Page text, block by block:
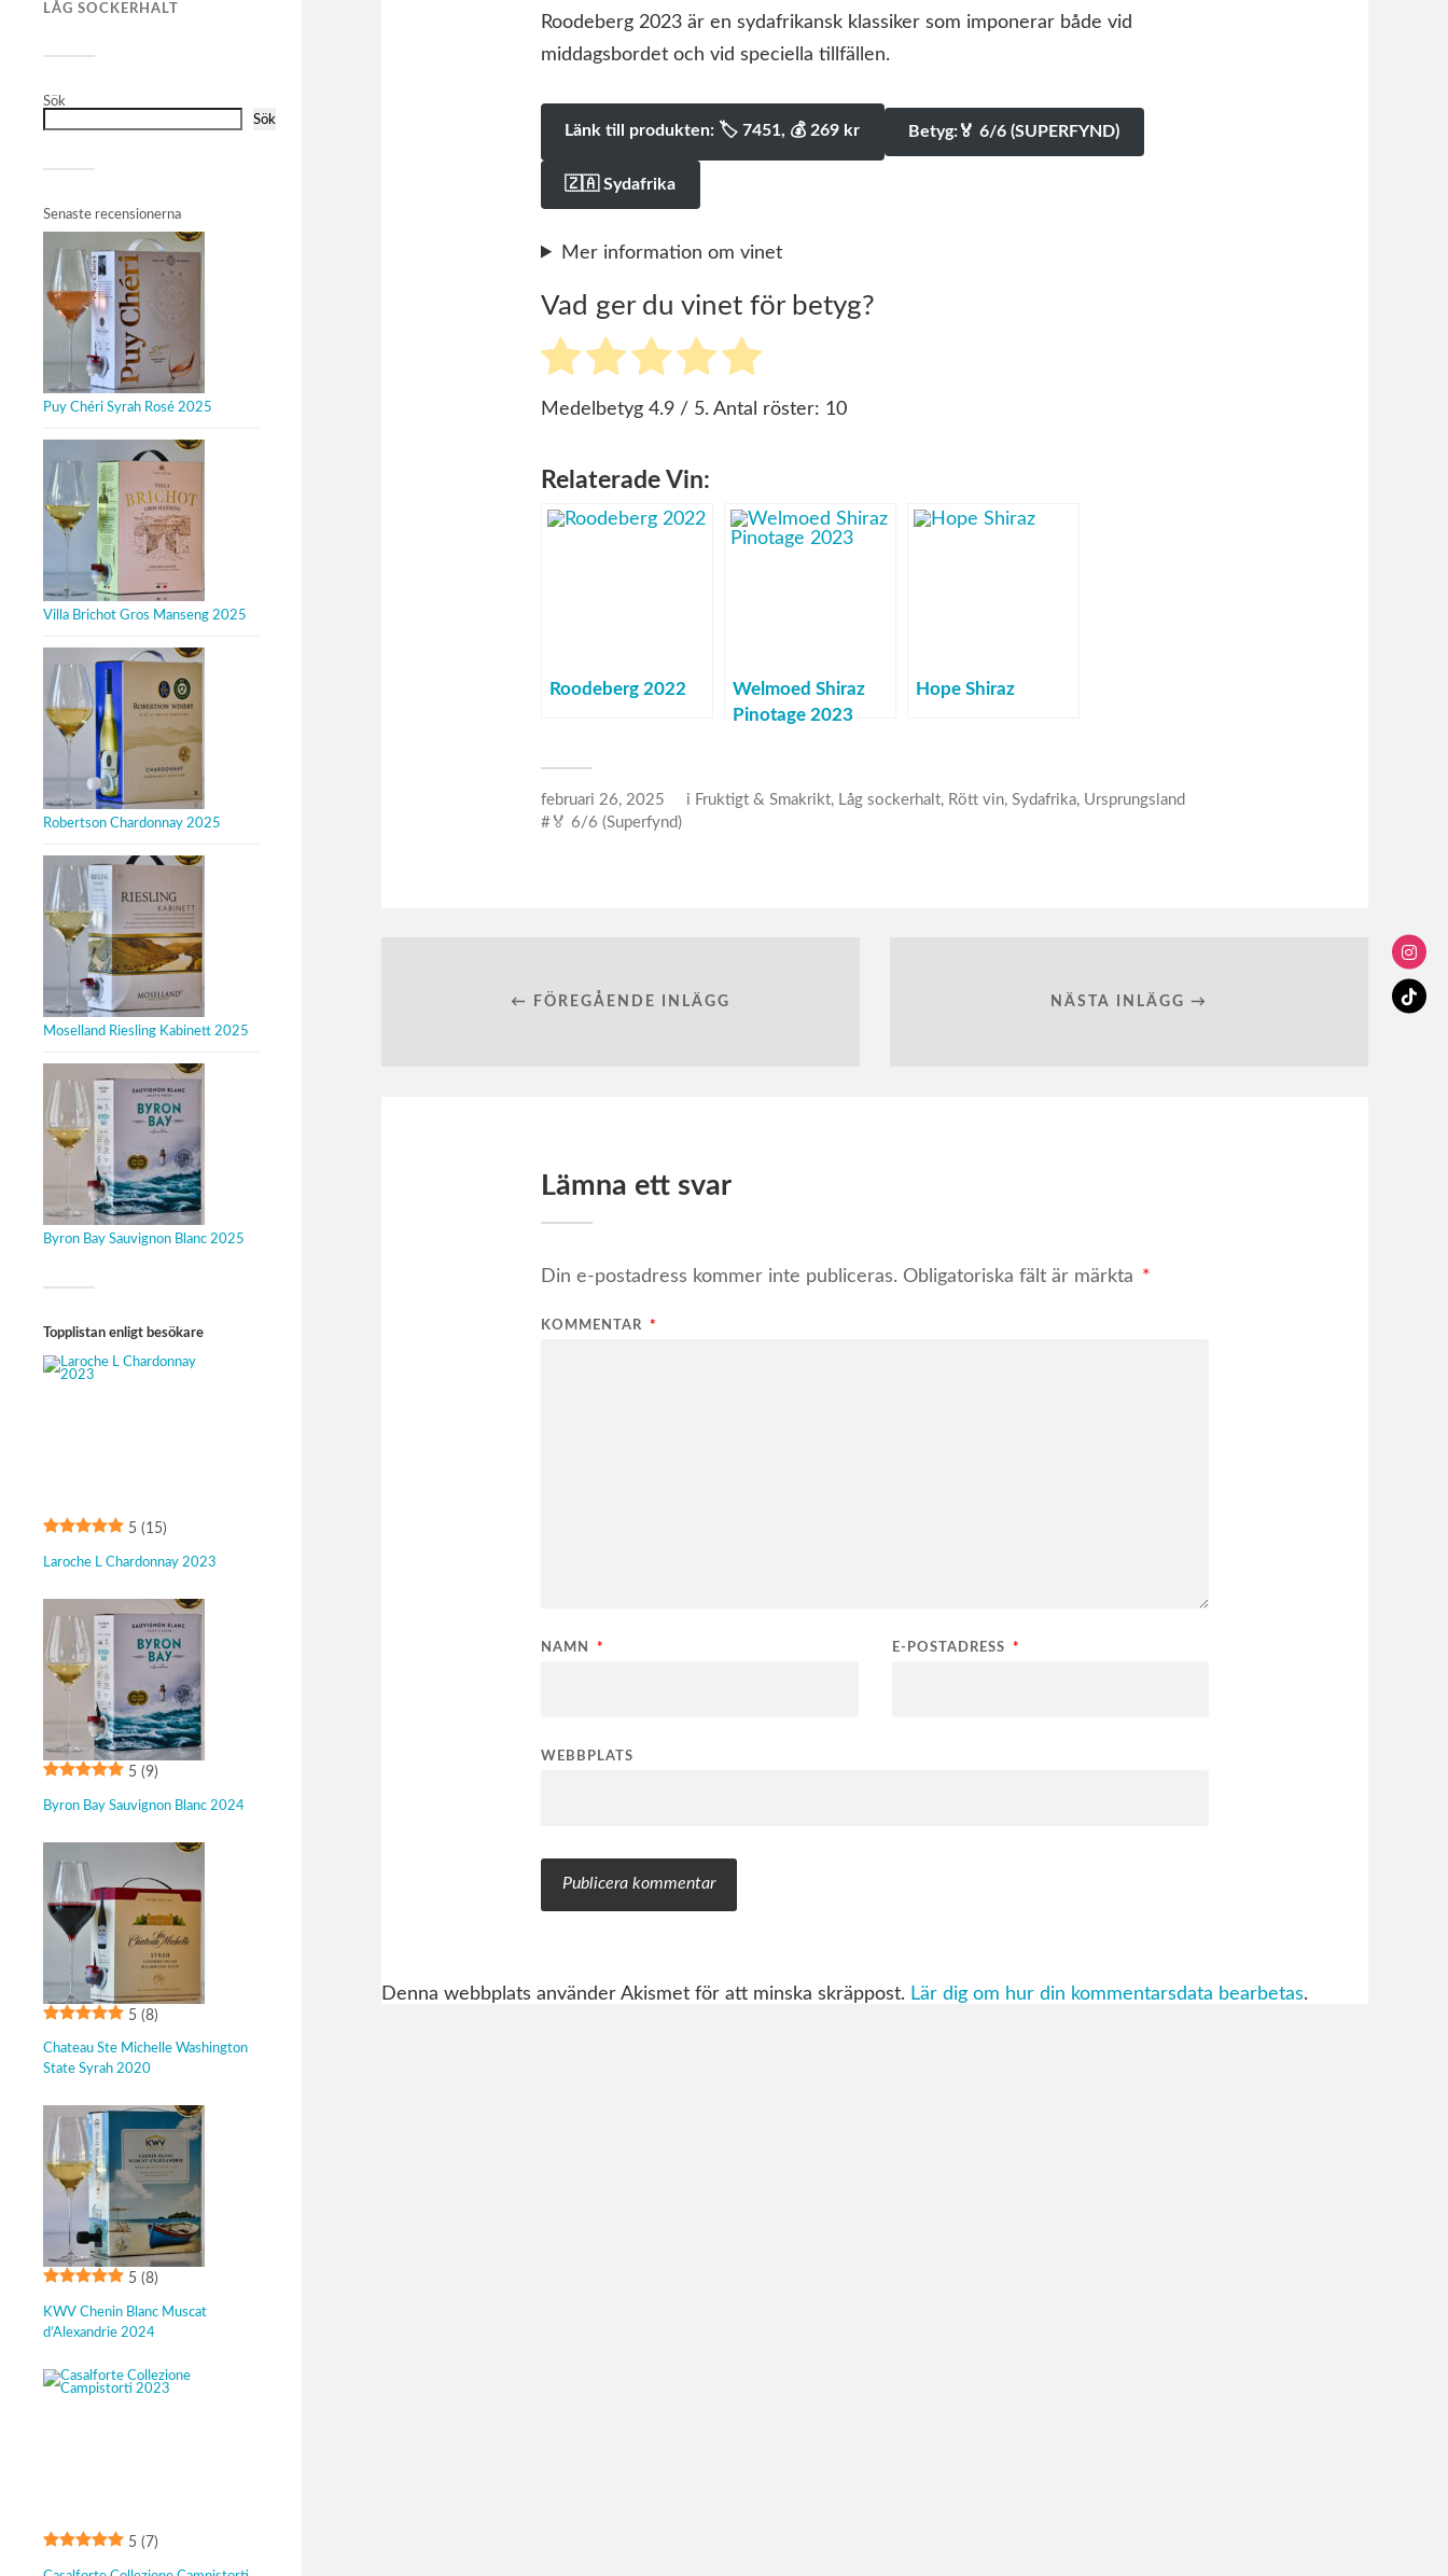
LÅG SOCKERHALT
Sök
Sök
Senaste recensionerna
Puy Chéri Syrah Rosé 2025
Villa Brichot Gros Manseng 2025
Robertson Chardonnay 2025
Moselland Riesling Kabinett 2025
Byron Bay Sauvignon Blanc 2025
Topplistan enligt besökare
5 (15)
Laroche L Chardonnay 2023
5 (9)
Byron Bay Sauvignon Blanc 2024
5 (8)
Chateau Ste Michelle Washington
State Syrah 2020
5 (8)
KWV Chenin Blanc Muscat
d’Alexandrie 2024
5 (7)
Roodeberg 2023 är en sydafrikansk klassiker som imponerar både vid
middagsbordet och vid speciella tillfällen.
Länk till produkten: 🏷 7451, 💰️ 269 kr Betyg:🏅 6/6 (SUPERFYND)
🇿🇦 Sydafrika
Mer information om vinet
Vad ger du vinet för betyg?
Medelbetyg 4.9 / 5. Antal röster: 10
Relaterade Vin:
Roodeberg 2022
Welmoed Shiraz
Pinotage 2023
Hope Shiraz
februari 26, 2025 i Fruktigt & Smakrikt, Låg sockerhalt, Rött vin, Sydafrika, Ursprungsland
🏅 6/6 (Superfynd)
← FÖREGÅENDE INLÄGG NÄSTA INLÄGG →
Lämna ett svar
Din e-postadress kommer inte publiceras. Obligatoriska fält är märkta *
KOMMENTAR *
NAMN * E-POSTADRESS *
WEBBPLATS
Denna webbplats använder Akismet för att minska skräppost. Lär dig om hur din kommentarsdata bearbetas.